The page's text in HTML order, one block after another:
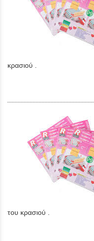
κρασιού .
του κρασιού .